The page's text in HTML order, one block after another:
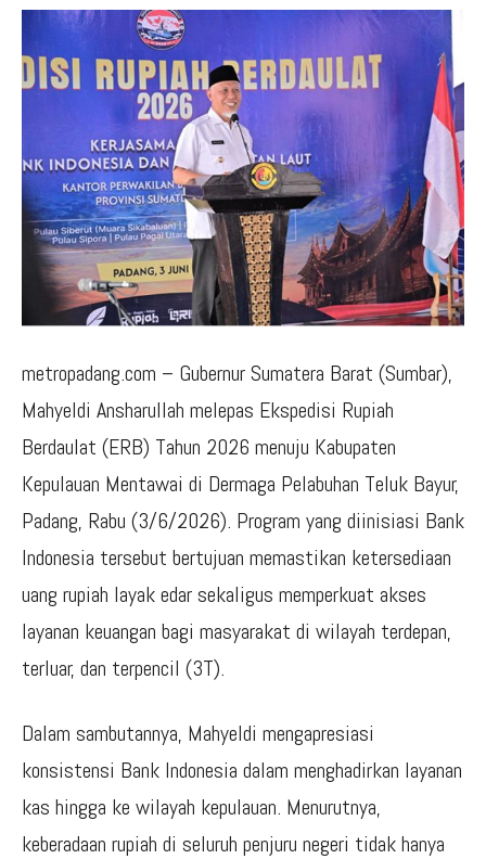
metropadang.com – Gubernur Sumatera Barat (Sumbar),
Mahyeldi Ansharullah melepas Ekspedisi Rupiah
Berdaulat (ERB) Tahun 2026 menuju Kabupaten
Kepulauan Mentawai di Dermaga Pelabuhan Teluk Bayur,
Padang, Rabu (3/6/2026). Program yang diinisiasi Bank
Indonesia tersebut bertujuan memastikan ketersediaan
uang rupiah layak edar sekaligus memperkuat akses
layanan keuangan bagi masyarakat di wilayah terdepan,
terluar, dan terpencil (3T).
Dalam sambutannya, Mahyeldi mengapresiasi
konsistensi Bank Indonesia dalam menghadirkan layanan
kas hingga ke wilayah kepulauan. Menurutnya,
keberadaan rupiah di seluruh penjuru negeri tidak hanya